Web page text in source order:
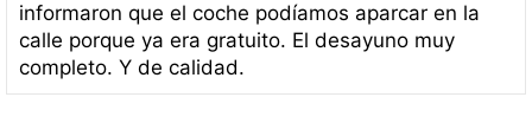
informaron que el coche podíamos aparcar en la
calle porque ya era gratuito. El desayuno muy
completo. Y de calidad.